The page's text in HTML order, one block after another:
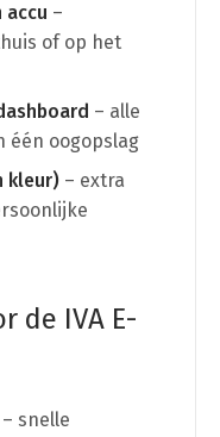
–
of op het
– alle
één oogopslag
kleur) – extra
de IVA E-
– snelle